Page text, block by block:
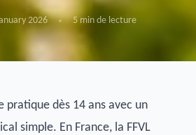
2026 5 min de lecture
pratique dès 14 ans avec un
simple. En France, la FFVL